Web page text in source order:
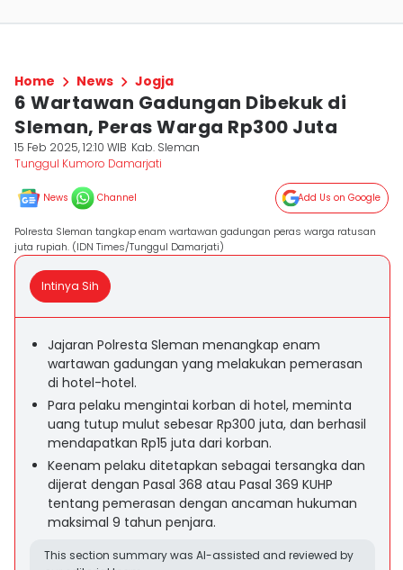
Home News Jogja
6 Wartawan Gadungan Dibekuk di
Sleman, Peras Warga Rp300 Juta
15 Feb 2025, 12:10 WIB Kab. Sleman
Tunggul Kumoro Damarjati
News Channel Add Us on Google
Polresta Sleman tangkap enam wartawan gadungan peras warga ratusan
juta rupiah. (IDN Times/Tunggul Damarjati)
Intinya Sih
Jajaran Polresta Sleman menangkap enam
wartawan gadungan yang melakukan pemerasan
di hotel-hotel.
Para pelaku mengintai korban di hotel, meminta
uang tutup mulut sebesar Rp300 juta, dan berhasil
mendapatkan Rp15 juta dari korban.
Keenam pelaku ditetapkan sebagai tersangka dan
dijerat dengan Pasal 368 atau Pasal 369 KUHP
tentang pemerasan dengan ancaman hukuman
maksimal 9 tahun penjara.
This section summary was AI-assisted and reviewed by